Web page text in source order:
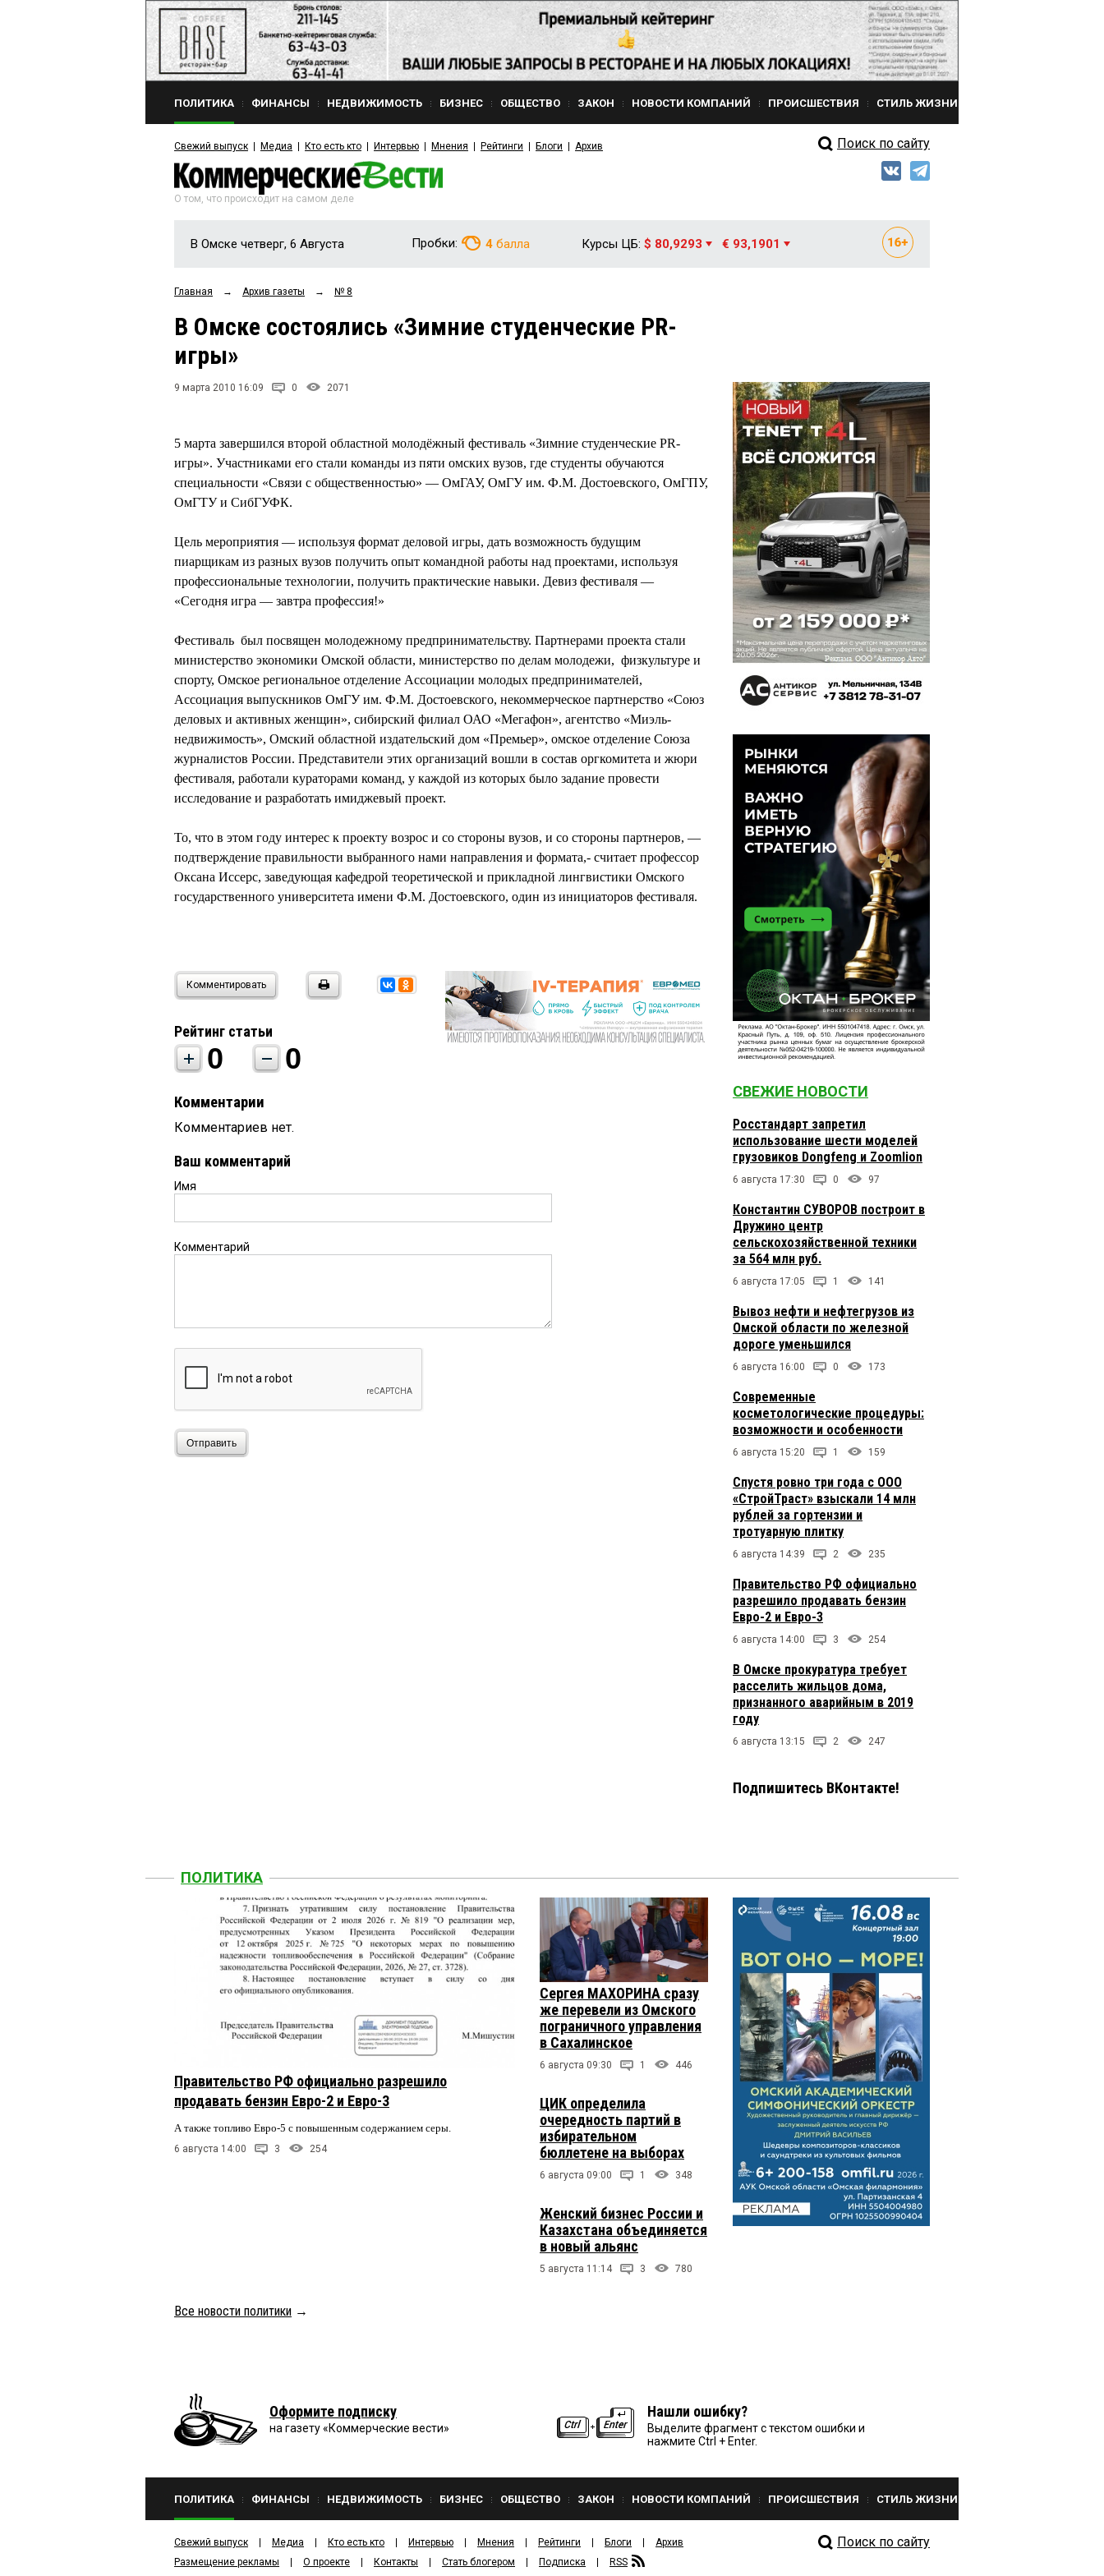
ПОЛИТИКА ФИНАНСЫ НЕДВИЖИМОСТЬ БИЗНЕС ОБЩЕСТВО ЗАКОН НОВОСТИ КОМПАНИЙ ПРОИСШЕСТВИЯ СТИЛЬ ЖИЗНИ
Свежий выпуск Медиа Кто есть кто Интервью Мнения Рейтинги Блоги Архив Поиск по сайту
О том, что происходит на самом деле
В Омске четверг, 6 Августа Пробки: 4 балла Курсы ЦБ: $ 80,9293 € 93,1901
Главная → Архив газеты → № 8
В Омске состоялись «Зимние студенческие PR-
игры»
9 марта 2010 16:09 0 2071
5 марта завершился второй областной молодёжный фестиваль «Зимние студенческие PR-
игры». Участниками его стали команды из пяти омских вузов, где студенты обучаются
специальности «Связи с общественностью» — ОмГАУ, ОмГУ им. Ф.М. Достоевского, ОмГПУ,
ОмГТУ и СибГУФК.
Цель мероприятия — используя формат деловой игры, дать возможность будущим
пиарщикам из разных вузов получить опыт командной работы над проектами, используя
профессиональные технологии, получить практические навыки. Девиз фестиваля —
«Сегодня игра — завтра профессия!»
Фестиваль был посвящен молодежному предпринимательству. Партнерами проекта стали
министерство экономики Омской области, министерство по делам молодежи, физкультуре и
спорту, Омское региональное отделение Ассоциации молодых предпринимателей,
Ассоциация выпускников ОмГУ им. Ф.М. Достоевского, некоммерческое партнерство «Союз
деловых и активных женщин», сибирский филиал ОАО «Мегафон», агентство «Миэль-
недвижимость», Омский областной издательский дом «Премьер», омское отделение Союза
журналистов России. Представители этих организаций вошли в состав оргкомитета и жюри
фестиваля, работали кураторами команд, у каждой из которых было задание провести
исследование и разработать имиджевый проект.
То, что в этом году интерес к проекту возрос и со стороны вузов, и со стороны партнеров, —
подтверждение правильности выбранного нами направления и формата,- считает профессор
Оксана Иссерс, заведующая кафедрой теоретической и прикладной лингвистики Омского
государственного университета имени Ф.М. Достоевского, один из инициаторов фестиваля.
Комментировать
Рейтинг статьи
0 0
Комментарии
Комментариев нет.
Ваш комментарий
Имя
Комментарий
Отправить
СВЕЖИЕ НОВОСТИ
Росстандарт запретил
использование шести моделей
грузовиков Dongfeng и Zoomlion
6 августа 17:30 0 97
Константин СУВОРОВ построит в
Дружино центр
сельскохозяйственной техники
за 564 млн руб.
6 августа 17:05 1 141
Вывоз нефти и нефтегрузов из
Омской области по железной
дороге уменьшился
6 августа 16:00 0 173
Современные
косметологические процедуры:
возможности и особенности
6 августа 15:20 1 159
Спустя ровно три года с ООО
«СтройТраст» взыскали 14 млн
рублей за гортензии и
тротуарную плитку
6 августа 14:39 2 235
Правительство РФ официально
разрешило продавать бензин
Евро-2 и Евро-3
6 августа 14:00 3 254
В Омске прокуратура требует
расселить жильцов дома,
признанного аварийным в 2019
году
6 августа 13:15 2 247
Подпишитесь ВКонтакте!
ПОЛИТИКА
Правительство РФ официально разрешило
продавать бензин Евро-2 и Евро-3
А также топливо Евро-5 с повышенным содержанием серы.
6 августа 14:00 3 254
Сергея МАХОРИНА сразу
же перевели из Омского
пограничного управления
в Сахалинское
6 августа 09:30 1 446
ЦИК определила
очередность партий в
избирательном
бюллетене на выборах
6 августа 09:00 1 348
Женский бизнес России и
Казахстана объединяется
в новый альянс
5 августа 11:14 3 780
Все новости политики →
Оформите подписку
на газету «Коммерческие вести»
Нашли ошибку?
Выделите фрагмент с текстом ошибки и
нажмите Ctrl + Enter.
ПОЛИТИКА ФИНАНСЫ НЕДВИЖИМОСТЬ БИЗНЕС ОБЩЕСТВО ЗАКОН НОВОСТИ КОМПАНИЙ ПРОИСШЕСТВИЯ СТИЛЬ ЖИЗНИ
Свежий выпуск Медиа Кто есть кто Интервью Мнения Рейтинги Блоги
Архив
Размещение рекламы
О проекте Контакты Стать блогером Подписка RSS
Поиск по сайту